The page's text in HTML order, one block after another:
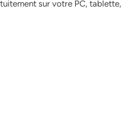
sur votre PC, tablette,